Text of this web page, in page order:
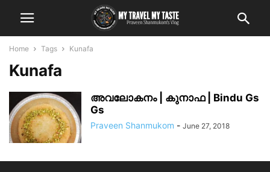
Home Tags Kunafa
Kunafa
അവലോകനം | കുനാഫ | Bindu Gs
Gs
Praveen Shanmukom - June 27, 2018